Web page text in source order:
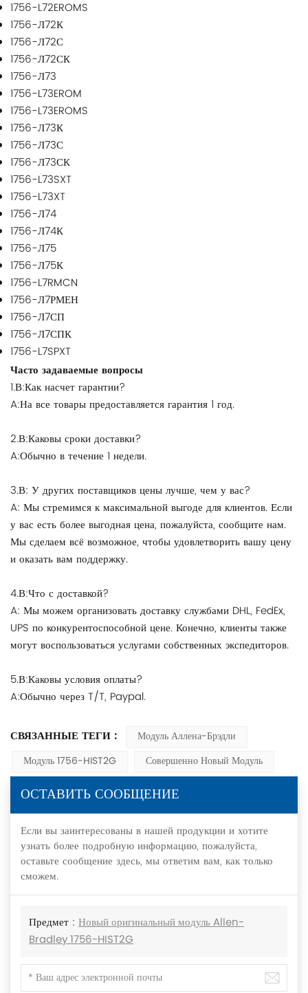
1756-L72EROMS
1756-Л72К
1756-Л72С
1756-Л72СК
1756-Л73
1756-L73EROM
1756-L73EROMS
1756-Л73К
1756-Л73С
1756-Л73СК
1756-L73SXT
1756-L73XT
1756-Л74
1756-Л74К
1756-Л75
1756-Л75К
1756-L7RMCN
1756-Л7РМЕН
1756-Л7СП
1756-Л7СПК
1756-L7SPXT
Часто задаваемые вопросы
1.В:Как насчет гарантии?
A:На все товары предоставляется гарантия 1 год.
2.В:Каковы сроки доставки?
A:Обычно в течение 1 недели.
3.В: У других поставщиков цены лучше, чем у вас?
A: Мы стремимся к максимальной выгоде для клиентов. Если
у вас есть более выгодная цена, пожалуйста, сообщите нам.
Мы сделаем всё возможное, чтобы удовлетворить вашу цену
и оказать вам поддержку.
4.В:Что с доставкой?
A: Мы можем организовать доставку службами DHL, FedEx,
UPS по конкурентоспособной цене. Конечно, клиенты также
могут воспользоваться услугами собственных экспедиторов.
5.В:Каковы условия оплаты?
A:Обычно через T/T, Paypal.
СВЯЗАННЫЕ ТЕГИ :
Модуль Аллена-Брэдли
Модуль 1756-HIST2G
Совершенно Новый Модуль
ОСТАВИТЬ СООБЩЕНИЕ
Если вы заинтересованы в нашей продукции и хотите
узнать более подробную информацию, пожалуйста,
оставьте сообщение здесь, мы ответим вам, как только
сможем.
Предмет : Новый оригинальный модуль Allen-
Bradley 1756-HIST2G